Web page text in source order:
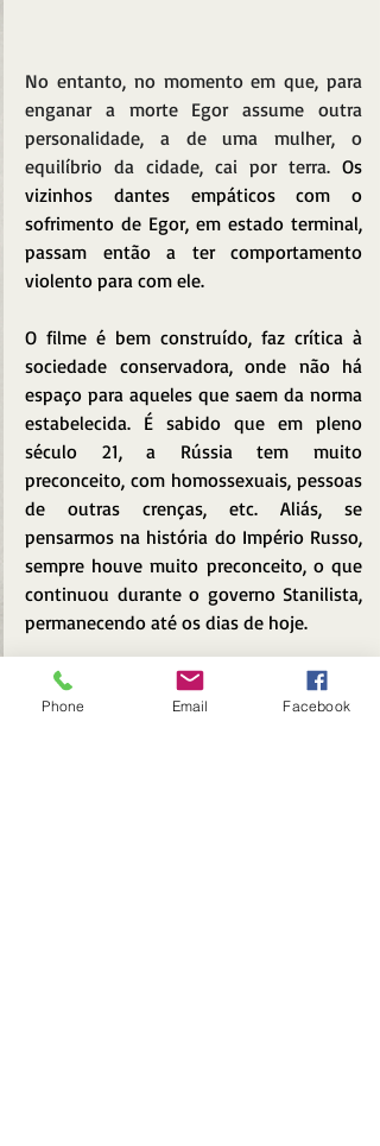
No entanto, no momento em que, para
enganar a morte Egor assume outra
personalidade, a de uma mulher, o
equilíbrio da cidade, cai por terra. Os
vizinhos dantes empáticos com o
sofrimento de Egor, em estado terminal,
passam então a ter comportamento
violento para com ele.
O filme é bem construído, faz crítica à
sociedade conservadora, onde não há
espaço para aqueles que saem da norma
estabelecida. É sabido que em pleno
século 21, a Rússia tem muito
preconceito, com homossexuais, pessoas
de outras crenças, etc. Aliás, se
pensarmos na história do Império Russo,
sempre houve muito preconceito, o que
continuou durante o governo Stanilista,
permanecendo até os dias de hoje.
Phone Email Facebook